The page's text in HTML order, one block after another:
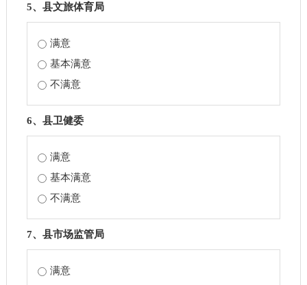
5、县文旅体育局
满意
基本满意
不满意
6、县卫健委
满意
基本满意
不满意
7、县市场监管局
满意